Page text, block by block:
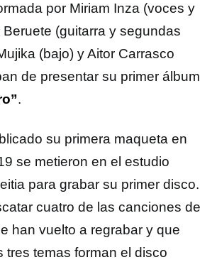
por Miriam Inza (voces y
(guitarra y segundas
(bajo) y Aitor Carrasco
de presentar su primer álbum
.
su primera maqueta en
se metieron en el estudio
para grabar su primer disco.
cuatro de las canciones de
han vuelto a regrabar y que
tres temas forman el disco